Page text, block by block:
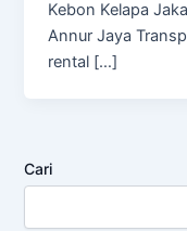
Kebon Kelapa
Annur Jaya
rental […]
Cari